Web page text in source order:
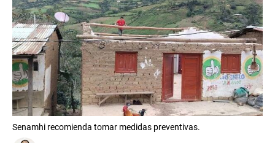
Senamhi recomienda tomar medidas preventivas.